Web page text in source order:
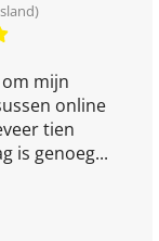
mijn
online
tien
is genoeg...